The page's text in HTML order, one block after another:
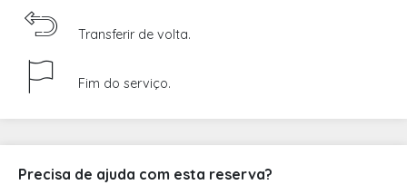
Transferir de volta.
Fim do serviço.
Precisa de ajuda com esta reserva?